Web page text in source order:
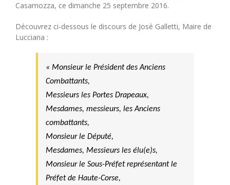
Casamozza, ce dimanche 25 septembre 2016.
Découvrez ci-dessous le discours de José Galletti, Maire de
Lucciana :
« Monsieur le Président des Anciens
Combattants,
Messieurs les Portes Drapeaux,
Mesdames, messieurs, les Anciens
combattants,
Monsieur le Député,
Mesdames, Messieurs les élu(e)s,
Monsieur le Sous-Préfet représentant le
Préfet de Haute-Corse,